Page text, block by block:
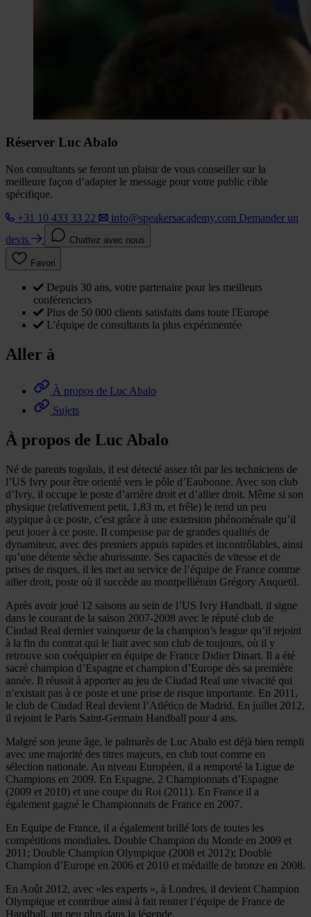
Réserver Luc Abalo
Nos consultants se feront un plaisir de vous conseiller sur la
meilleure façon d’adapter le message pour votre public cible
spécifique.
+31 10 433 33 22
info@speakersacademy.com Demander un
devis
Chattez avec nous
Favori
Depuis 30 ans, votre partenaire pour les meilleurs
conférenciers
Plus de 50 000 clients satisfaits dans toute l'Europe
L'équipe de consultants la plus expérimentée
Aller à
À propos de Luc Abalo
Sujets
À propos de Luc Abalo
Né de parents togolais, il est détecté assez tôt par les techniciens de
l’US Ivry pour être orienté vers le pôle d’Eaubonne. Avec son club
d’Ivry, il occupe le poste d’arrière droit et d’allier droit. Même si son
physique (relativement petit, 1,83 m, et frêle) le rend un peu
atypique à ce poste, c’est grâce à une extension phénoménale qu’il
peut jouer à ce poste. Il compense par de grandes qualités de
dynamiteur, avec des premiers appuis rapides et incontrôlables, ainsi
qu’une détente sèche ahurissante. Ses capacités de vitesse et de
prises de risques, il les met au service de l’équipe de France comme
ailier droit, poste où il succède au montpelliérain Grégory Anquetil.
Après avoir joué 12 saisons au sein de l’US Ivry Handball, il signe
dans le courant de la saison 2007-2008 avec le réputé club de
Ciudad Real dernier vainqueur de la champion’s league qu’il rejoint
à la fin du contrat qui le liait avec son club de toujours, où il y
retrouve son coéquipier en équipe de France Didier Dinart. Il a été
sacré champion d’Espagne et champion d’Europe dès sa première
année. Il réussit à apporter au jeu de Ciudad Real une vivacité qui
n’existait pas à ce poste et une prise de risque importante. En 2011,
le club de Ciudad Real devient l’Atlético de Madrid. En juillet 2012,
il rejoint le Paris Saint-Germain Handball pour 4 ans.
Malgré son jeune âge, le palmarès de Luc Abalo est déjà bien rempli
avec une majorité des titres majeurs, en club tout comme en
sélection nationale. Au niveau Européen, il a remporté la Ligue de
Champions en 2009. En Espagne, 2 Championnats d’Espagne
(2009 et 2010) et une coupe du Roi (2011). En France il a
également gagné le Championnats de France en 2007.
En Equipe de France, il a également brillé lors de toutes les
compétitions mondiales. Double Champion du Monde en 2009 et
2011; Double Champion Olympique (2008 et 2012); Double
Champion d’Europe en 2006 et 2010 et médaille de bronze en 2008.
En Août 2012, avec «les experts », à Londres, il devient Champion
Olympique et contribue ainsi à fait rentrer l’équipe de France de
Handball, un peu plus dans la légende.